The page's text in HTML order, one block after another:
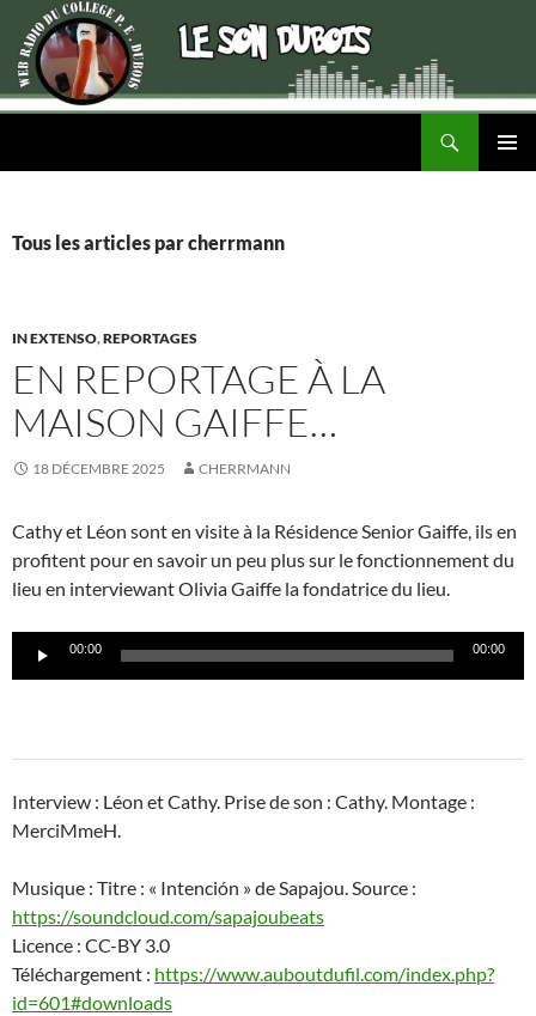
Tous les articles par cherrmann
IN EXTENSO,REPORTAGES
EN REPORTAGE À LA
MAISON GAIFFE…
18 DÉCEMBRE 2025 CHERRMANN
Cathy et Léon sont en visite à la Résidence Senior Gaiffe, ils en
profitent pour en savoir un peu plus sur le fonctionnement du
lieu en interviewant Olivia Gaiffe la fondatrice du lieu.
Lecteur00:00 00:00
Interview : Léon et Cathy. Prise de son : Cathy. Montage :
MerciMmeH.
Musique : Titre : « Intención » de Sapajou. Source :
https://soundcloud.com/sapajoubeats
Licence : CC-BY 3.0
Téléchargement : https://www.auboutdufil.com/index.php?
id=601#downloads